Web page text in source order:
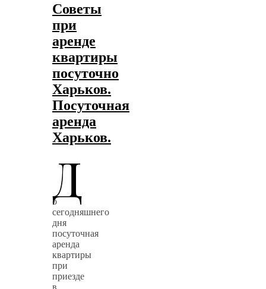
Советы
при
аренде
квартиры
посуточно
Харьков.
Посуточная
аренда
Харьков.
Д
о
сегодняшнего
дня
посуточная
аренда
квартиры
при
приезде
в